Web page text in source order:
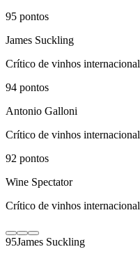
95 pontos
James Suckling
Crítico de vinhos internacional
94 pontos
Antonio Galloni
Crítico de vinhos internacional
92 pontos
Wine Spectator
Crítico de vinhos internacional
95James Suckling